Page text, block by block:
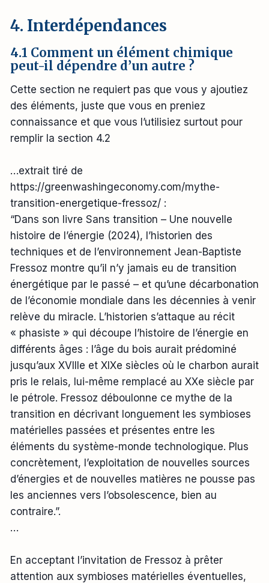
4. Interdépendances
4.1 Comment un élément chimique
peut-il dépendre d’un autre ?
Cette section ne requiert pas que vous y ajoutiez
des éléments, juste que vous en preniez
connaissance et que vous l’utilisiez surtout pour
remplir la section 4.2
…extrait tiré de
https://greenwashingeconomy.com/mythe-
transition-energetique-fressoz/ :
“Dans son livre Sans transition – Une nouvelle
histoire de l’énergie (2024), l’historien des
techniques et de l’environnement Jean-Baptiste
Fressoz montre qu’il n’y jamais eu de transition
énergétique par le passé – et qu’une décarbonation
de l’économie mondiale dans les décennies à venir
relève du miracle. L’historien s’attaque au récit
« phasiste » qui découpe l’histoire de l’énergie en
différents âges : l’âge du bois aurait prédominé
jusqu’aux XVIIIe et XIXe siècles où le charbon aurait
pris le relais, lui-même remplacé au XXe siècle par
le pétrole. Fressoz déboulonne ce mythe de la
transition en décrivant longuement les symbioses
matérielles passées et présentes entre les
éléments du système-monde technologique. Plus
concrètement, l’exploitation de nouvelles sources
d’énergies et de nouvelles matières ne pousse pas
les anciennes vers l’obsolescence, bien au
contraire.”.
…
En acceptant l’invitation de Fressoz à prêter
attention aux symbioses matérielles éventuelles,